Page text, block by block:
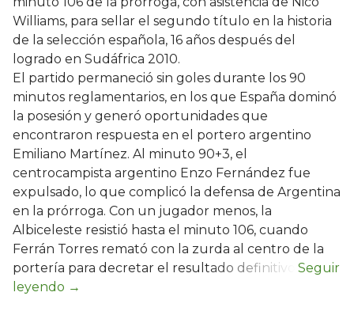
Williams, para sellar el segundo título en la historia
de la selección española, 16 años después del
logrado en Sudáfrica 2010.
El partido permaneció sin goles durante los 90
minutos reglamentarios, en los que España dominó
la posesión y generó oportunidades que
encontraron respuesta en el portero argentino
Emiliano Martínez. Al minuto 90+3, el
centrocampista argentino Enzo Fernández fue
expulsado, lo que complicó la defensa de Argentina
en la prórroga. Con un jugador menos, la
Albiceleste resistió hasta el minuto 106, cuando
Ferrán Torres remató con la zurda al centro de la
portería para decretar el resultado definitivo.